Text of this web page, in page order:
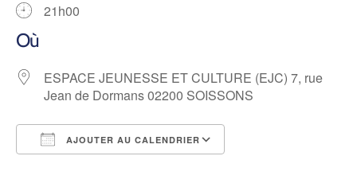
21h00
Où
ESPACE JEUNESSE ET CULTURE (EJC) 7, rue
Jean de Dormans 02200 SOISSONS
AJOUTER AU CALENDRIER